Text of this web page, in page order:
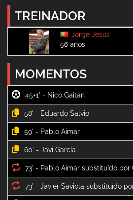
TREINADOR
Jorge Jesus
56 anos
MOMENTOS
45+1' -
58' -
59' -
60' -
73' -
73' -